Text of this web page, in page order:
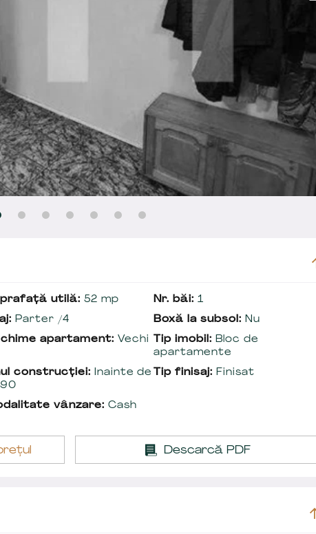
utilă: 52 mp Nr. băi: 1
Parter /4 Boxă la subsol: Nu
apartament: Vechi Tip imobil: Bloc de
apartamente
construcției: Inainte de Tip finisaj: Finisat
vânzare: Cash
Descarcă PDF